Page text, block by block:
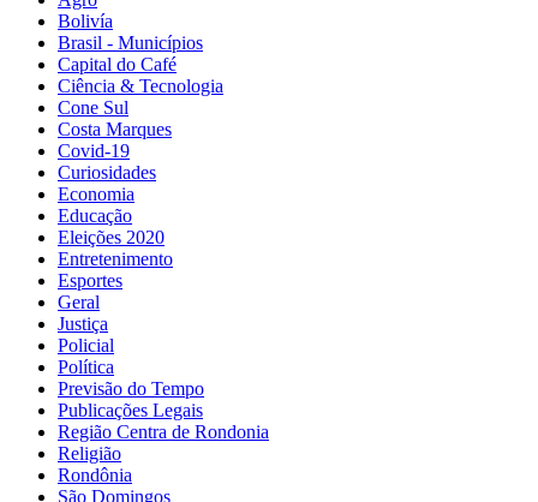
Bolivía
Brasil - Municípios
Capital do Café
Ciência & Tecnologia
Cone Sul
Costa Marques
Covid-19
Curiosidades
Economia
Educação
Eleições 2020
Entretenimento
Esportes
Geral
Justiça
Policial
Política
Previsão do Tempo
Publicações Legais
Região Centra de Rondonia
Religião
Rondônia
São Domingos